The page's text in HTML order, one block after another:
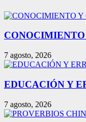
CONOCIMIENTO
7 agosto, 2026
EDUCACIÓN Y
7 agosto, 2026